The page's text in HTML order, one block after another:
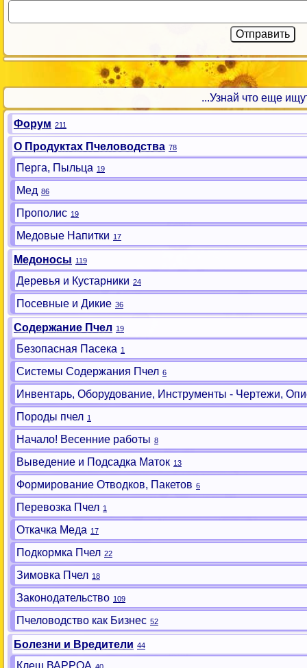
...Узнай что еще
Форум 211
О Продуктах Пчеловодства 78
Перга, Пыльца 19
Мед 86
Прополис 19
Медовые Напитки 17
Медоносы 119
Деревья и Кустарники 24
Посевные и Дикие 36
Содержание Пчел 19
Безопасная Пасека 1
Системы Содержания Пчел 6
Инвентарь, Оборудование, Инструменты - Чертежи,
Породы пчел 1
Начало! Весенние работы 8
Выведение и Подсадка Маток 13
Формирование Отводков, Пакетов 6
Перевозка Пчел 1
Откачка Меда 17
Подкормка Пчел 22
Зимовка Пчел 18
Законодательство 109
Пчеловодство как Бизнес 52
Болезни и Вредители 44
Клещ ВАРРОА